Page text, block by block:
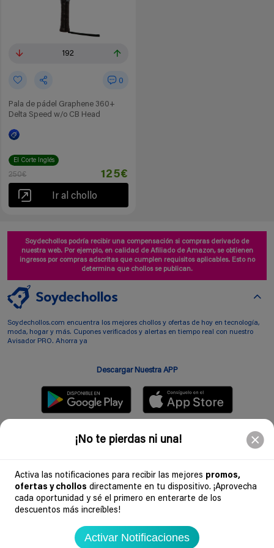
¡No te pierdas ni una!
Activa las notificaciones para recibir las mejores promos,
ofertas y chollos directamente en tu dispositivo. ¡Aprovecha
cada oportunidad y sé el primero en enterarte de los
descuentos más increíbles!
Activar Notificaciones
192
0
Pala de pádel Graphene 360+
Delta Speed w/o CB Head
El Corte Inglés
250€ 125€
Ir al chollo
Soydechollos podría recibir una compensación si compras derivado de
nuestra web. Por ejemplo, en calidad de Afiliado de Amazon, se obtienen
ingresos por compras adscritas que cumplen requisitos aplicables. Esto no
determina que chollos se publican.
Soydechollos.com encuentra los mejores chollos y ofertas de hoy en tecnología,
moda, hogar y más. Cupones verificados y alertas en tiempo real con nuestro
Avisador PRO. Ahorra ya
Descargar Nuestra APP
Siguenos en redes sociales
Suscribir
Introduciendo mi correo electronico acepto la politica de privacidad y doy mi